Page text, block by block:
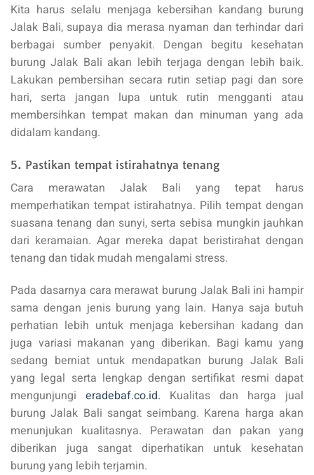
Kita harus selalu menjaga kebersihan kandang burung
Jalak Bali, supaya dia merasa nyaman dan terhindar dari
berbagai sumber penyakit. Dengan begitu kesehatan
burung Jalak Bali akan lebih terjaga dengan lebih baik.
Lakukan pembersihan secara rutin setiap pagi dan sore
hari, serta jangan lupa untuk rutin mengganti atau
membersihkan tempat makan dan minuman yang ada
didalam kandang.
5. Pastikan tempat istirahatnya tenang
Cara merawatan Jalak Bali yang tepat harus
memperhatikan tempat istirahatnya. Pilih tempat dengan
suasana tenang dan sunyi, serta sebisa mungkin jauhkan
dari keramaian. Agar mereka dapat beristirahat dengan
tenang dan tidak mudah mengalami stress.
Pada dasarnya cara merawat burung Jalak Bali ini hampir
sama dengan jenis burung yang lain. Hanya saja butuh
perhatian lebih untuk menjaga kebersihan kadang dan
juga variasi makanan yang diberikan. Bagi kamu yang
sedang berniat untuk mendapatkan burung Jalak Bali
yang legal serta lengkap dengan sertifikat resmi dapat
mengunjungi eradebaf.co.id. Kualitas dan harga jual
burung Jalak Bali sangat seimbang. Karena harga akan
menunjukan kualitasnya. Perawatan dan pakan yang
diberikan juga sangat diperhatikan untuk kesehatan
burung yang lebih terjamin.